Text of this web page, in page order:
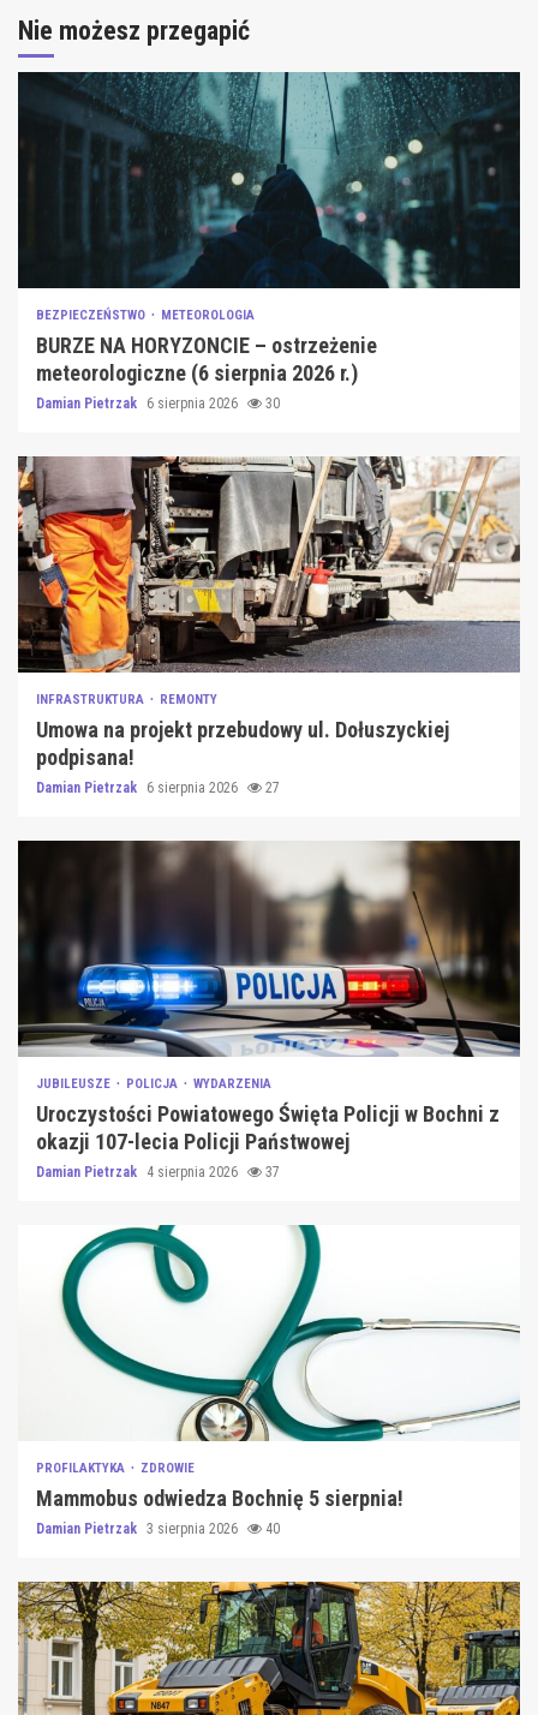
Nie możesz przegapić
BEZPIECZEŃSTWO METEOROLOGIA
BURZE NA HORYZONCIE – ostrzeżenie
meteorologiczne (6 sierpnia 2026 r.)
Damian Pietrzak 6 sierpnia 2026 30
INFRASTRUKTURA REMONTY
Umowa na projekt przebudowy ul. Dołuszyckiej
podpisana!
Damian Pietrzak 6 sierpnia 2026 27
JUBILEUSZE POLICJA WYDARZENIA
Uroczystości Powiatowego Święta Policji w Bochni z
okazji 107-lecia Policji Państwowej
Damian Pietrzak 4 sierpnia 2026 37
PROFILAKTYKA ZDROWIE
Mammobus odwiedza Bochnię 5 sierpnia!
Damian Pietrzak 3 sierpnia 2026 40